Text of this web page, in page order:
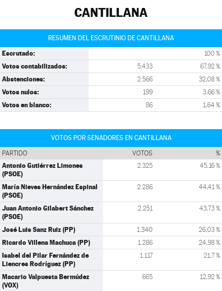
CANTILLANA
RESUMEN DEL ESCRUTINIO DE CANTILLANA
Escrutado: 100 %
Votos contabilizados: 5.433 67,92 %
Abstenciones: 2.566 32,08 %
Votos nulos: 199 3,66 %
Votos en blanco: 86 1,64 %
VOTOS POR SENADORES EN CANTILLANA
PARTIDO VOTOS %
Antonio Gutiérrez Limones
(PSOE)
2.325 45,16 %
María Nieves Hernández Espinal
(PSOE)
2.286 44,41 %
Juan Antonio Gilabert Sánchez
(PSOE)
2.251 43,73 %
José Luis Sanz Ruiz (PP) 1.340 26,03 %
Ricardo Villena Machuca (PP) 1.286 24,98 %
Isabel del Pilar Fernández de
Liencres Rodríguez (PP)
1.117 21,7 %
Macario Valpuesta Bermúdez
(VOX)
665 12,92 %